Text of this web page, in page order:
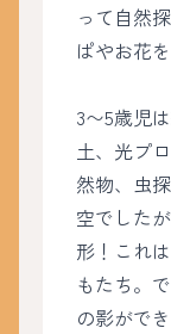
って自然
ぱやお花
3〜5歳児
土、光プ
然物、虫
空でした
形！これ
もたち。
の影がで